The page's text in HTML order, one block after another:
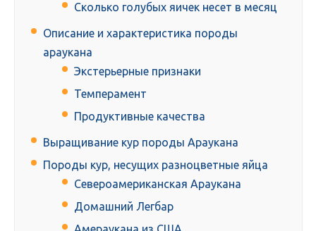
Сколько голубых яичек несет в месяц
Описание и характеристика породы
араукана
Экстерьерные признаки
Темперамент
Продуктивные качества
Выращивание кур породы Араукана
Породы кур, несущих разноцветные яйца
Североамериканская Араукана
Домашний Легбар